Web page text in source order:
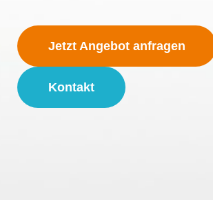
Jetzt Angebot anfragen
Kontakt